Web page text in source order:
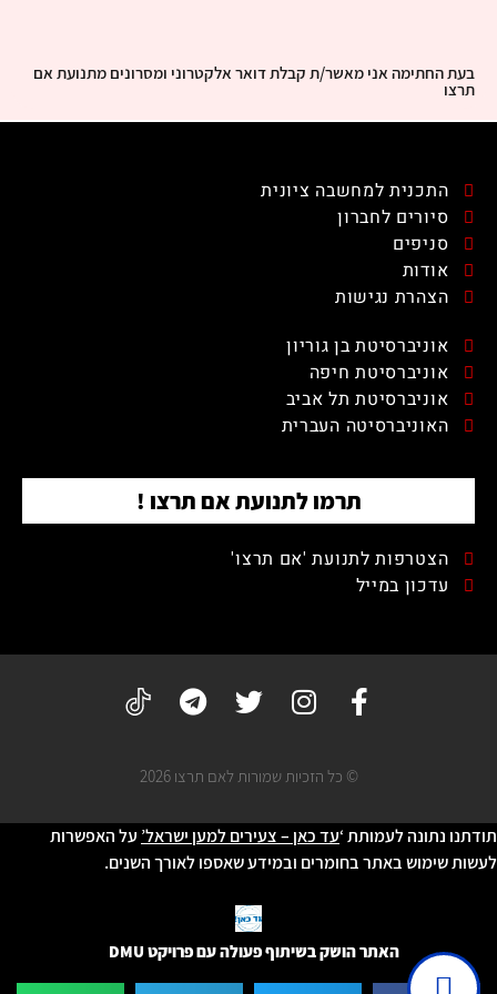
בעת החתימה אני מאשר/ת קבלת דואר אלקטרוני ומסרונים מתנועת אם
תרצו
התכנית למחשבה ציונית
סיורים לחברון
סניפים
אודות
הצהרת נגישות
אוניברסיטת בן גוריון
אוניברסיטת חיפה
אוניברסיטת תל אביב
האוניברסיטה העברית
תרמו לתנועת אם תרצו !
הצטרפות לתנועת 'אם תרצו'
עדכון במייל
© כל הזכיות שמורות לאם תרצו 2026
תודתנו נתונה לעמותת ‘עד כאן – צעירים למען ישראל’ על האפשרות
לעשות שימוש באתר בחומרים ובמידע שאספו לאורך השנים.
האתר הושק בשיתוף פעולה עם פרויקט DMU